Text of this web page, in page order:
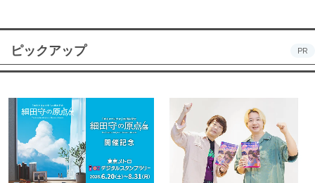
ピックアップ PR